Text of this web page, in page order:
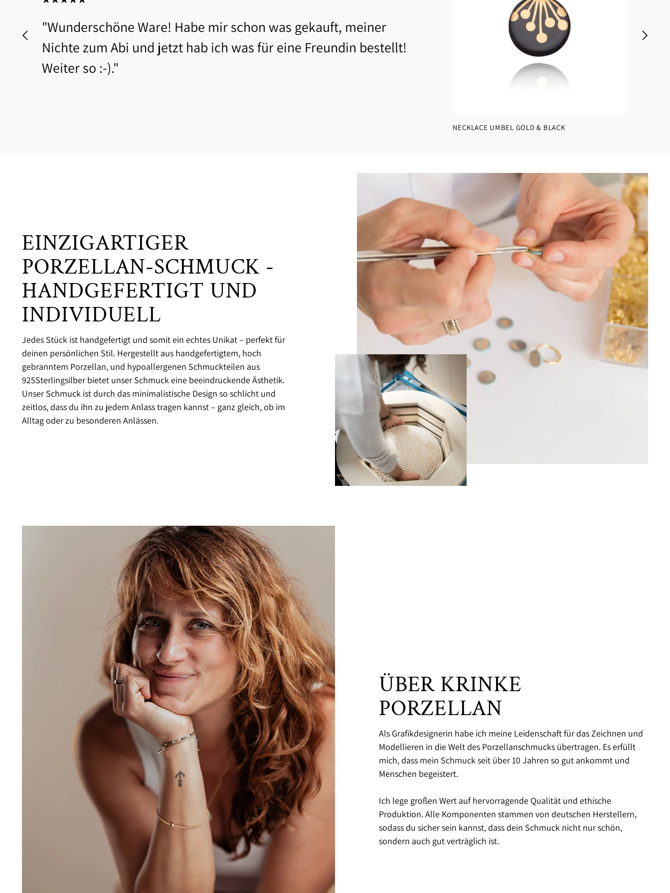
"Wunderschöne Ware! Habe mir schon was gekauft, meiner
Nichte zum Abi und jetzt hab ich was für eine Freundin bestellt!
Weiter so :-)."
NECKLACE UMBEL GOLD & BLACK
EINZIGARTIGER
PORZELLAN-SCHMUCK -
HANDGEFERTIGT UND
INDIVIDUELL
Jedes Stück ist handgefertigt und somit ein echtes Unikat – perfekt für
deinen persönlichen Stil. Hergestellt aus handgefertigtem, hoch
gebranntem Porzellan, und hypoallergenen Schmuckteilen aus
925Sterlingsilber bietet unser Schmuck eine beeindruckende Ästhetik.
Unser Schmuck ist durch das minimalistische Design so schlicht und
zeitlos, dass du ihn zu jedem Anlass tragen kannst – ganz gleich, ob im
Alltag oder zu besonderen Anlässen.
ÜBER KRINKE
PORZELLAN
Als Grafikdesignerin habe ich meine Leidenschaft für das Zeichnen und
Modellieren in die Welt des Porzellanschmucks übertragen. Es erfüllt
mich, dass mein Schmuck seit über 10 Jahren so gut ankommt und
Menschen begeistert.
Ich lege großen Wert auf hervorragende Qualität und ethische
Produktion. Alle Komponenten stammen von deutschen Herstellern,
sodass du sicher sein kannst, dass dein Schmuck nicht nur schön,
sondern auch gut verträglich ist.